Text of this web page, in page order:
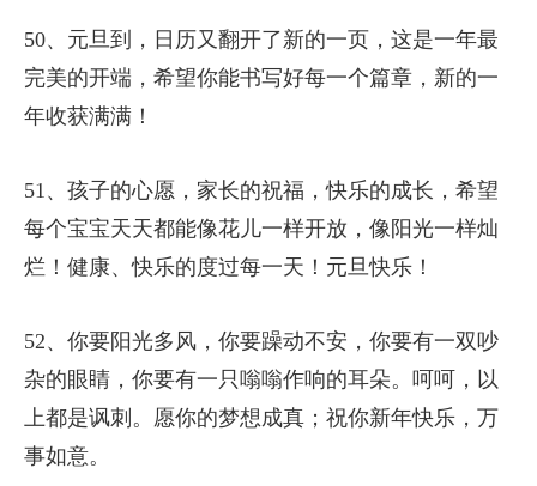
50、元旦到，日历又翻开了新的一页，这是一年最
完美的开端，希望你能书写好每一个篇章，新的一
年收获满满！
51、孩子的心愿，家长的祝福，快乐的成长，希望
每个宝宝天天都能像花儿一样开放，像阳光一样灿
烂！健康、快乐的度过每一天！元旦快乐！
52、你要阳光多风，你要躁动不安，你要有一双吵
杂的眼睛，你要有一只嗡嗡作响的耳朵。呵呵，以
上都是讽刺。愿你的梦想成真；祝你新年快乐，万
事如意。